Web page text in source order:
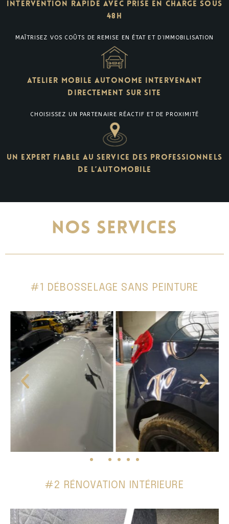
INTERVENTION RAPIDE AVEC PRISE EN CHARGE SOUS
48H
MAÎTRISEZ VOS COÛTS DE REMISE EN ÉTAT ET D’IMMOBILISATION
ATELIER MOBILE AUTONOME INTERVENANT
DIRECTEMENT SUR SITE
CHOISISSEZ UN PARTENAIRE RÉACTIF ET DE PROXIMITÉ
UN EXPERT FIABLE AU SERVICE DES PROFESSIONNELS
DE L’AUTOMOBILE
NOS SERVICES
#1 DÉBOSSELAGE SANS PEINTURE
#2 RÉNOVATION INTÉRIEURE